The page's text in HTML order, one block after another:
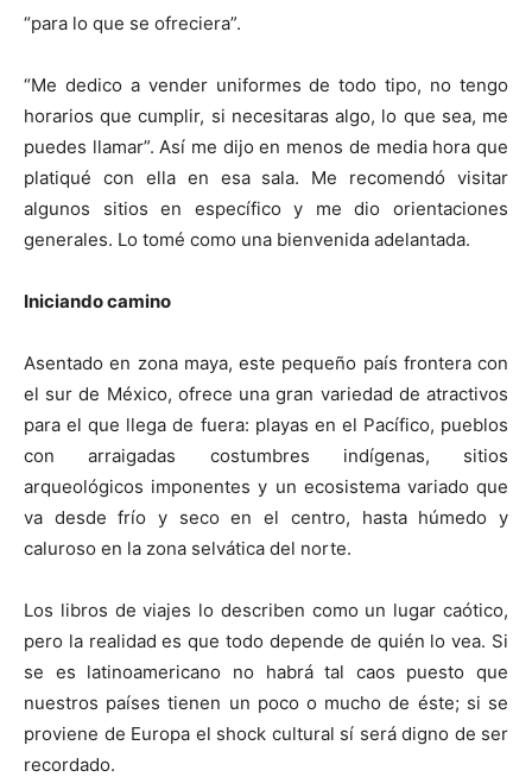
“para lo que se ofreciera”.
“Me dedico a vender uniformes de todo tipo, no tengo
horarios que cumplir, si necesitaras algo, lo que sea, me
puedes llamar”. Así me dijo en menos de media hora que
platiqué con ella en esa sala. Me recomendó visitar
algunos sitios en específico y me dio orientaciones
generales. Lo tomé como una bienvenida adelantada.
Iniciando camino
Asentado en zona maya, este pequeño país frontera con
el sur de México, ofrece una gran variedad de atractivos
para el que llega de fuera: playas en el Pacífico, pueblos
con arraigadas costumbres indígenas, sitios
arqueológicos imponentes y un ecosistema variado que
va desde frío y seco en el centro, hasta húmedo y
caluroso en la zona selvática del norte.
Los libros de viajes lo describen como un lugar caótico,
pero la realidad es que todo depende de quién lo vea. Si
se es latinoamericano no habrá tal caos puesto que
nuestros países tienen un poco o mucho de éste; si se
proviene de Europa el shock cultural sí será digno de ser
recordado.